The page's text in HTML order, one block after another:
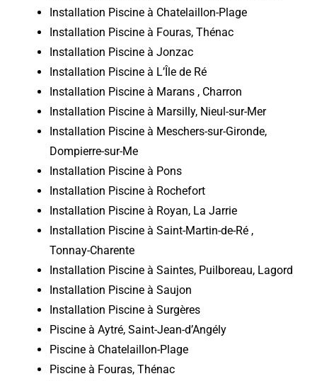
Installation Piscine à Chatelaillon-Plage
Installation Piscine à Fouras, Thénac
Installation Piscine à Jonzac
Installation Piscine à L’Île de Ré
Installation Piscine à Marans , Charron
Installation Piscine à Marsilly, Nieul-sur-Mer
Installation Piscine à Meschers-sur-Gironde,
Dompierre-sur-Me
Installation Piscine à Pons
Installation Piscine à Rochefort
Installation Piscine à Royan, La Jarrie
Installation Piscine à Saint-Martin-de-Ré ,
Tonnay-Charente
Installation Piscine à Saintes, Puilboreau, Lagord
Installation Piscine à Saujon
Installation Piscine à Surgères
Piscine à Aytré, Saint-Jean-d’Angély
Piscine à Chatelaillon-Plage
Piscine à Fouras, Thénac